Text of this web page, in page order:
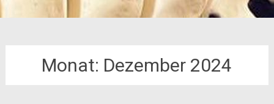
Monat: Dezember 2024